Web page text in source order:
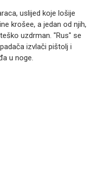
uslijed koje lošije
krošee, a jedan od njih,
uzdrman. "Rus" se
izvlači pištolj i
u noge.